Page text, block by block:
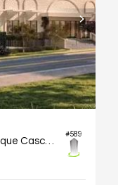
#589
Apartamento no Edifício Greco Parque Cascavel